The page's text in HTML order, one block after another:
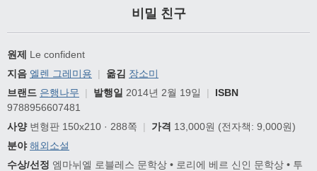
비밀 친구
원제 Le confident
지음 엘렌 그레미용 | 옮김 장소미
브랜드 은행나무 | 발행일 2014년 2월 19일 |
ISBN
9788956607481
사양변형판 150x210 · 288쪽 | 가격 13,000원 (전자책: 9,000원)
분야 해외소설
수상/선정 엠마뉘엘 로블레스 문학상 • 로리에 베르 신인 문학상 • 투